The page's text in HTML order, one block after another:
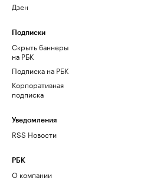
Дзен
Подписки
Скрыть баннеры
на РБК
Подписка на РБК
Корпоративная
подписка
Уведомления
RSS Новости
РБК
О компании